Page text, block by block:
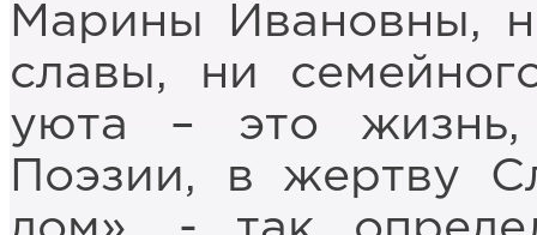
Марины Ивановны,
славы, ни
уюта – это жизнь,
Поэзии, в жертву